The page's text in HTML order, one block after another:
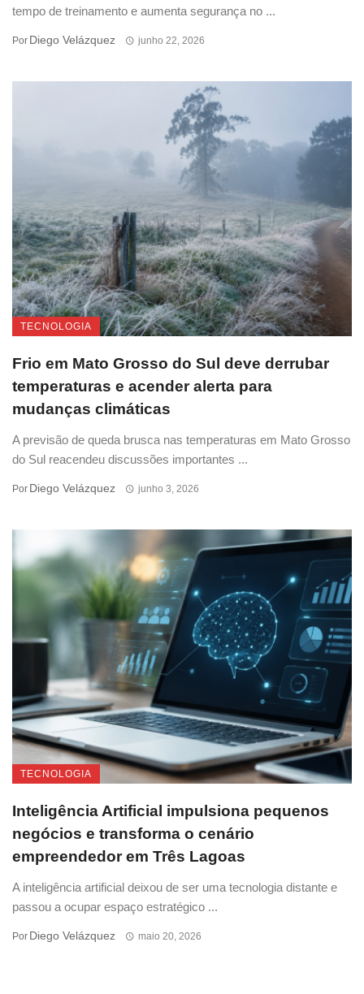
tempo de treinamento e aumenta segurança no ...
Por Diego Velázquez junho 22, 2026
TECNOLOGIA
Frio em Mato Grosso do Sul deve derrubar
temperaturas e acender alerta para
mudanças climáticas
A previsão de queda brusca nas temperaturas em Mato Grosso
do Sul reacendeu discussões importantes ...
Por Diego Velázquez junho 3, 2026
TECNOLOGIA
Inteligência Artificial impulsiona pequenos
negócios e transforma o cenário
empreendedor em Três Lagoas
A inteligência artificial deixou de ser uma tecnologia distante e
passou a ocupar espaço estratégico ...
Por Diego Velázquez maio 20, 2026